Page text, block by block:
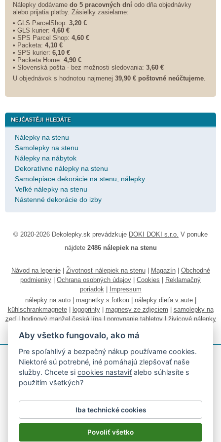
Nálepky dodávame do 5 pracovných dní odo dňa objednávky
alebo prijatia platby. Zásielky zasielame:
• GLS ParcelShop: 3,20 €
• GLS kurier: 4,60 €
• SPS Parcel Shop: 4,60 €
• Packeta: 4,10 €
• SPS kurier: 6,10 €
• Packeta Home: 4,90 €
• Slovenská pošta - bez možnosti sledovania: 3,60 €
U objednávok s hodnotou najmenej 39,90 € poštovné neúčtujeme
Nálepky na stenu
Samolepky na stenu
Nálepky na nábytok
Dekoratívne nálepky na stenu
Samolepiace dekorácie na stenu, nálepky
Veľké nálepky na stenu
Nástenné dekorácie do izby
© 2020-2026 Dekolepky.sk prevádzkuje DOKI DOKI s.r.o. V ponuke
nájdete 2486 nálepiek na stenu
Návod na lepenie| Životnosť nálepiek na stenu| Magazín| Obchodné
podmienky
Ochrana osobných údajov Cookies
Reklamačný
poriadok|
Impressum
nálepky na auto| magnetky s fotkou| nálepky dieťa v aute|
kühlschrankmagnete| logoprinty| magnesy ze zdjęciem
samolepky na
zeď| hodinový manžel česká lípa| porovnanie tabletov| živicové nálepky
Podľa zákona o evidencii tržieb je predávajúci povinný vystaviť
kupujúcemu účtenku.
Zároveň je povinný zaevidovať prijatú tržbu u správcu dane on-line; v
Aby všetko fungovalo, ako má
Pre spoľahlivý a bezpečný nákup používame cookies.
Niektoré sú potrebné, iné pomáhajú zlepšovať naše
služby. Chcete sicookies nastaviť alebo súhlasíte s
použitím všetkých?
Iba technické cookies
Povoliť všetko